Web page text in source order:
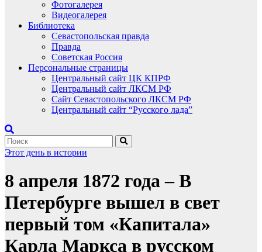
Фотогалерея
Видеогалерея
Библиотека
Севастопольская правда
Правда
Советская Россия
Персональные страницы
Центральный сайт ЦК КПРФ
Центральный сайт ЛКСМ РФ
Сайт Севастопольского ЛКСМ РФ
Центральный сайт “Русского лада”
Этот день в истории
8 апреля 1872 года – В
Петербурге вышел в свет
первый том «Капитала»
Карла Маркса в русском